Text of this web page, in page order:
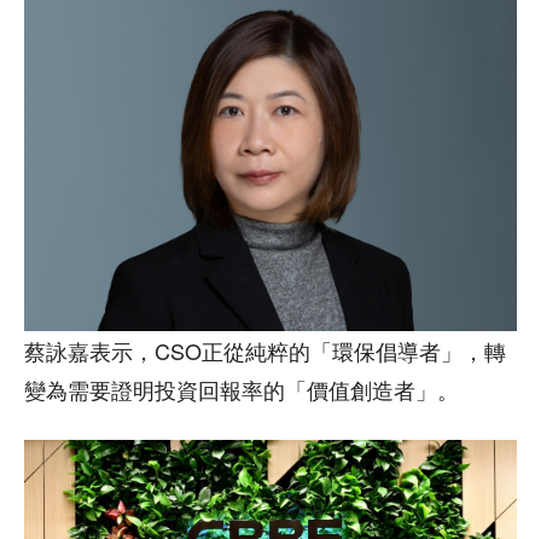
蔡詠嘉表示，CSO正從純粹的「環保倡導者」，轉
變為需要證明投資回報率的「價值創造者」。